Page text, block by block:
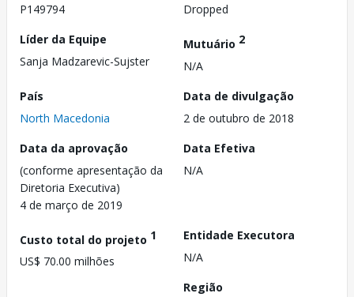
P149794
Dropped
Líder da Equipe
Sanja Madzarevic-Sujster
Mutuário 2
N/A
País
North Macedonia
Data de divulgação
2 de outubro de 2018
Data da aprovação
(conforme apresentação da
Diretoria Executiva)
4 de março de 2019
Data Efetiva
N/A
Custo total do projeto 1
US$ 70.00 milhões
Entidade Executora
N/A
Região